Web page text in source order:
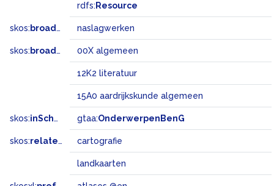
rdfs: Resource
skos: broader naslagwerken
skos: broadMatch 00X algemeen
12K2 literatuur
15A0 aardrijkskunde algemeen
skos:inScheme gtaa:OnderwerpenBenG
skos:related cartografie
landkaarten